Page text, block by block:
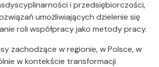
i przedsiębiorczości,
umożliwiających dzielenie się
roli współpracy jako metody pracy.
zachodzące w regionie, w Polsce, w
w kontekście transformacji